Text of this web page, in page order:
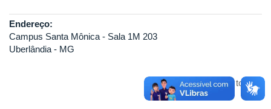
Endereço:
Campus Santa Mônica - Sala 1M 203
Uberlândia - MG
Voltar para o topo